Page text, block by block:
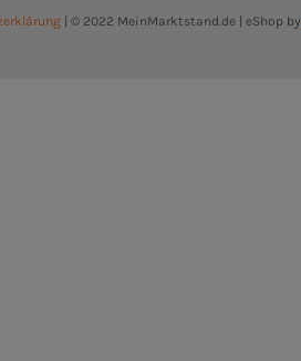
| © 2022 MeinMarktstand.de | eShop by